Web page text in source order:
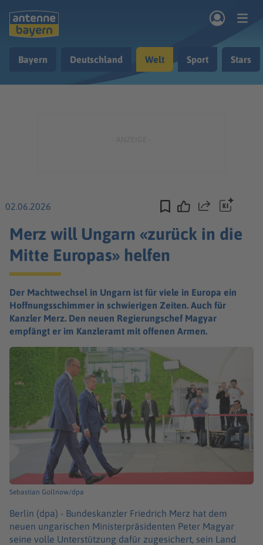
Nachrichten
Bayern Deutschland Welt Sport Stars
02.06.2026 Teilen
Merz will Ungarn «zurück in die
Mitte Europas» helfen
Der Machtwechsel in Ungarn ist für viele in Europa ein
Hoffnungsschimmer in schwierigen Zeiten. Auch für
Kanzler Merz. Den neuen Regierungschef Magyar
empfängt er im Kanzleramt mit offenen Armen.
Sebastian Gollnow/dpa
Berlin (dpa) - Bundeskanzler Friedrich Merz hat dem
neuen ungarischen Ministerpräsidenten Peter Magyar
seine volle Unterstützung dafür zugesichert, sein Land